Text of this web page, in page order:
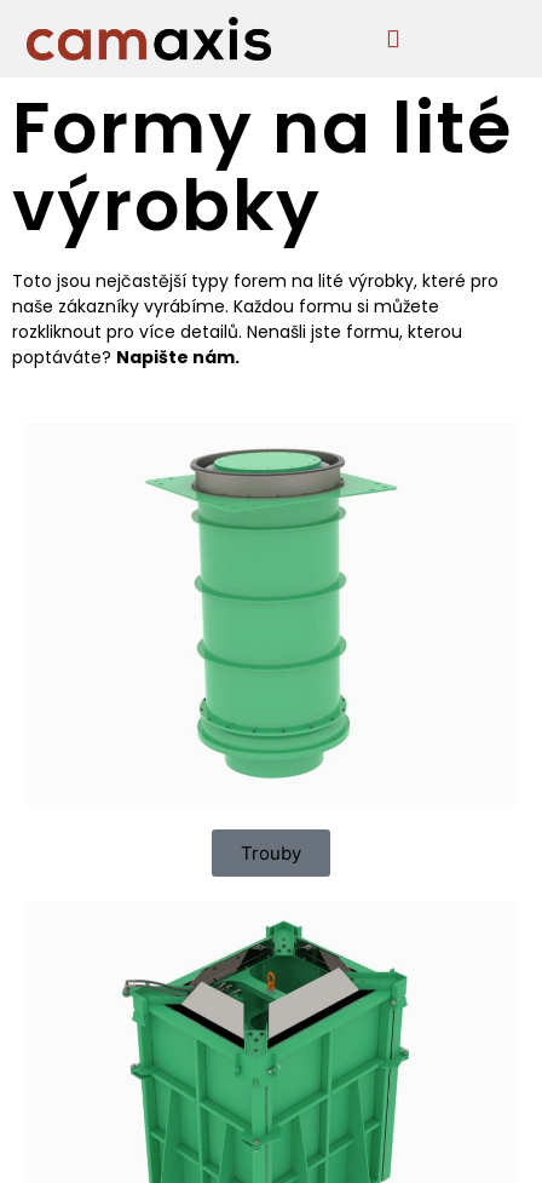
Formy na lité
výrobky
Toto jsou nejčastější typy forem na lité výrobky, které pro
naše zákazníky vyrábíme. Každou formu si můžete
rozkliknout pro více detailů. Nenašli jste formu, kterou
poptáváte? Napište nám.
Trouby